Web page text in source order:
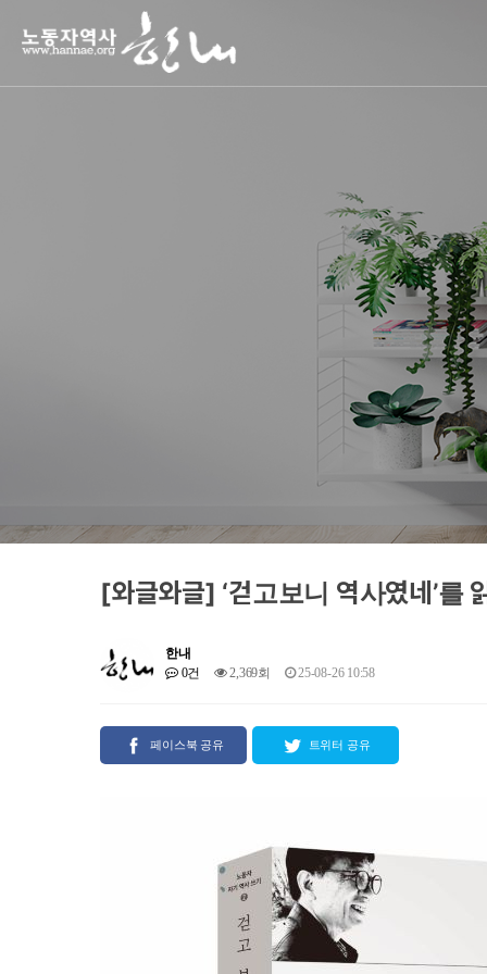
[와글와글] ‘걷고보니 역사였네’를
한내
0건
2,369회 25-08-26 10:58
페이스북 공유 트위터 공유